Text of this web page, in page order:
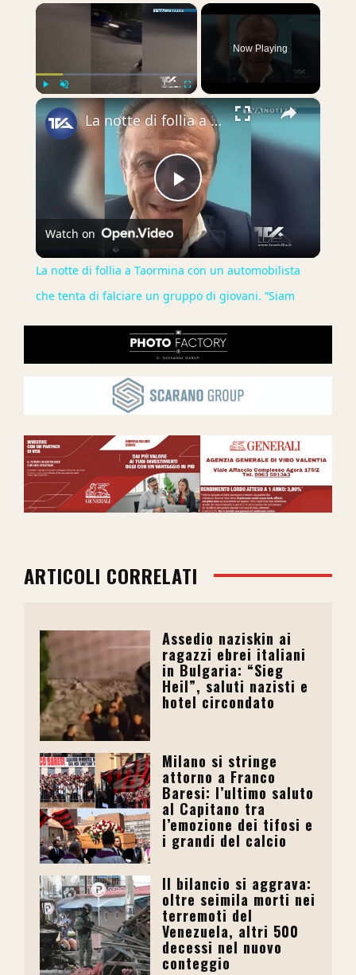
×
Play Unmute Fullscreen
Now Playing
×
Play
Video
La notte di follia a Taormina con un automobilista che tenta di falciare un gruppo di giovani. “Siam
Watch on
La notte di follia a Taormina con un automobilista
che tenta di falciare un gruppo di giovani. “Siam
ARTICOLI CORRELATI
Assedio naziskin ai
ragazzi ebrei italiani
in Bulgaria: “Sieg
Heil”, saluti nazisti e
hotel circondato
Milano si stringe
attorno a Franco
Baresi: l’ultimo saluto
al Capitano tra
l’emozione dei tifosi e
i grandi del calcio
Il bilancio si aggrava:
oltre seimila morti nei
terremoti del
Venezuela, altri 500
decessi nel nuovo
conteggio